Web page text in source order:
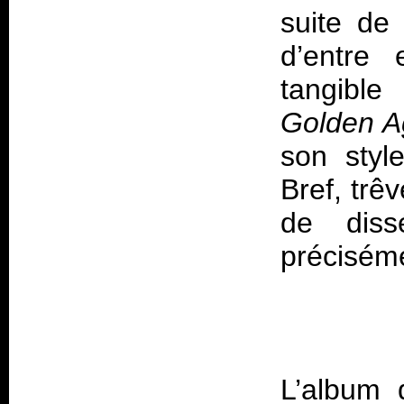
suite de
d’entre
Golden
son
Bref,
de